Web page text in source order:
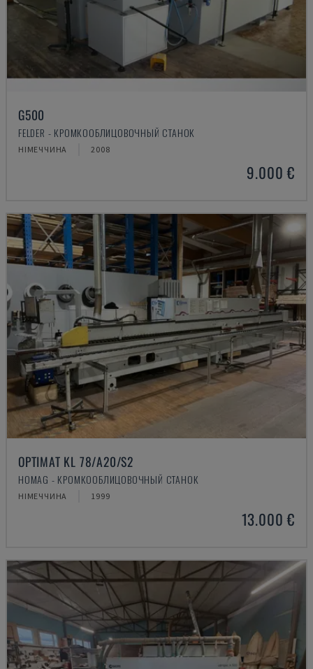
G500
FELDER - КРОМКООБЛИЦОВОЧНЫЙ СТАНОК
НІМЕЧЧИНА 2008
9.000 €
OPTIMAT KL 78/A20/S2
HOMAG - КРОМКООБЛИЦОВОЧНЫЙ СТАНОК
НІМЕЧЧИНА 1999
13.000 €